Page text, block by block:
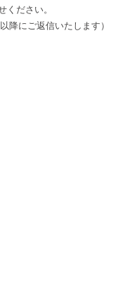
ださい。
降にご返信いたします）